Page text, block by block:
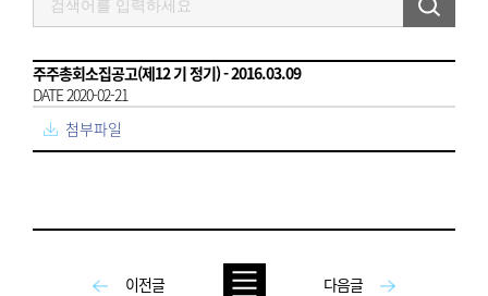
주주총회소집공고(제12 기 정기) - 2016.03.09
DATE 2020-02-21
첨부파일
이전글 다음글